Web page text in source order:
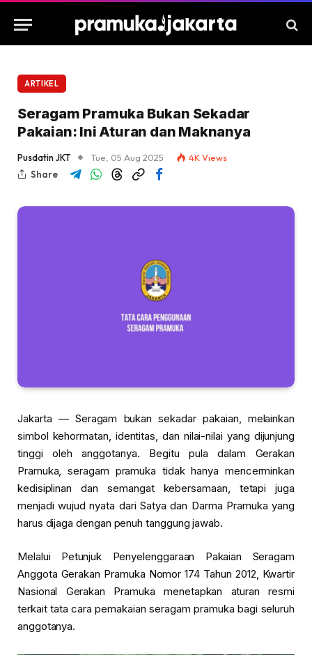
ARTIKEL
Seragam Pramuka Bukan Sekadar
Pakaian: Ini Aturan dan Maknanya
Pusdatin JKT Tue, 05 Aug 2025 4KViews
Share
Jakarta — Seragam bukan sekadar pakaian, melainkan
simbol kehormatan, identitas, dan nilai-nilai yang dijunjung
tinggi oleh anggotanya. Begitu pula dalam Gerakan
Pramuka, seragam pramuka tidak hanya mencerminkan
kedisiplinan dan semangat kebersamaan, tetapi juga
menjadi wujud nyata dari Satya dan Darma Pramuka yang
harus dijaga dengan penuh tanggung jawab.
Melalui Petunjuk Penyelenggaraan Pakaian Seragam
Anggota Gerakan Pramuka Nomor 174 Tahun 2012, Kwartir
Nasional Gerakan Pramuka menetapkan aturan resmi
terkait tata cara pemakaian seragam pramuka bagi seluruh
anggotanya.